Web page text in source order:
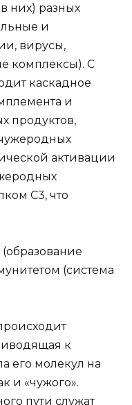
них) разных
и
вирусы,
комплексы). С
каскадное
и
продуктов,
активации
С3, что
(система
к
его молекул на
и «чужого».
пути служат